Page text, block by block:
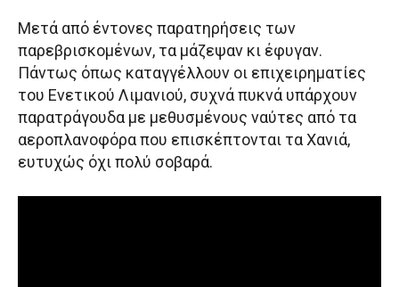
Μετά από έντονες παρατηρήσεις των
παρεβρισκομένων, τα μάζεψαν κι έφυγαν.
Πάντως όπως καταγγέλλουν οι επιχειρηματίες
του Ενετικού Λιμανιού, συχνά πυκνά υπάρχουν
παρατράγουδα με μεθυσμένους ναύτες από τα
αεροπλανοφόρα που επισκέπτονται τα Χανιά,
ευτυχώς όχι πολύ σοβαρά.